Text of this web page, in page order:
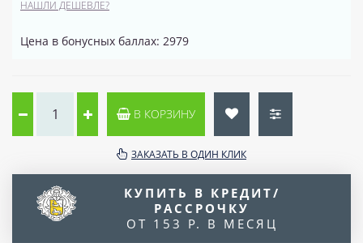
НАШЛИ ДЕШЕВЛЕ?
Цена в бонусных баллах: 2979
В КОРЗИНУ
ЗАКАЗАТЬ В ОДИН КЛИК
КУПИТЬ В КРЕДИТ/
РАССРОЧКУ
ОТ 153 Р. В МЕСЯЦ